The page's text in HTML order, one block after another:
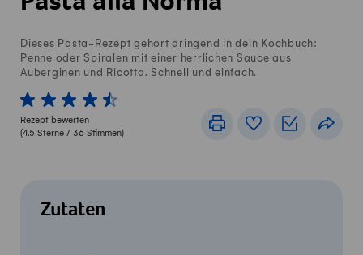
Dieses Pasta-Rezept gehört dringend in dein Kochbuch:
Penne oder Spiralen mit einer herrlichen Sauce aus
Auberginen und Ricotta. Schnell und einfach.
1 von 5 Sterne
2 von 5 Sterne
3 von 5 Sterne
4 von 5 Sterne
5 von 5 Sterne
Rezept bewerten
(4.5 Sterne / 36 Stimmen)
DruckenRezeptbuch
Zutaten